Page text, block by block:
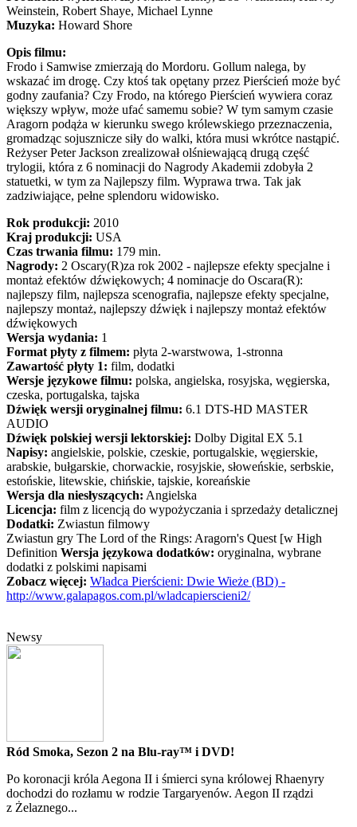
Weinstein, Robert Shaye, Michael Lynne
Muzyka: Howard Shore
Opis filmu:
Frodo i Samwise zmierzają do Mordoru. Gollum nalega, by
wskazać im drogę. Czy ktoś tak opętany przez Pierścień może być
godny zaufania? Czy Frodo, na którego Pierścień wywiera coraz
większy wpływ, może ufać samemu sobie? W tym samym czasie
Aragorn podąża w kierunku swego królewskiego przeznaczenia,
gromadząc sojusznicze siły do walki, która musi wkrótce nastąpić.
Reżyser Peter Jackson zrealizował olśniewającą drugą część
trylogii, która z 6 nominacji do Nagrody Akademii zdobyła 2
statuetki, w tym za Najlepszy film. Wyprawa trwa. Tak jak
zadziwiające, pełne splendoru widowisko.
Rok produkcji: 2010
Kraj produkcji: USA
Czas trwania filmu: 179 min.
Nagrody: 2 Oscary(R)za rok 2002 - najlepsze efekty specjalne i
montaż efektów dźwiękowych; 4 nominacje do Oscara(R):
najlepszy film, najlepsza scenografia, najlepsze efekty specjalne,
najlepszy montaż, najlepszy dźwięk i najlepszy montaż efektów
dźwiękowych
Wersja wydania: 1
Format płyty z filmem: płyta 2-warstwowa, 1-stronna
Zawartość płyty 1: film, dodatki
Wersje językowe filmu: polska, angielska, rosyjska, węgierska,
czeska, portugalska, tajska
Dźwięk wersji oryginalnej filmu: 6.1 DTS-HD MASTER
AUDIO
Dźwięk polskiej wersji lektorskiej: Dolby Digital EX 5.1
Napisy: angielskie, polskie, czeskie, portugalskie, węgierskie,
arabskie, bułgarskie, chorwackie, rosyjskie, słoweńskie, serbskie,
estońskie, litewskie, chińskie, tajskie, koreańskie
Wersja dla niesłyszących: Angielska
Licencja: film z licencją do wypożyczania i sprzedaży detalicznej
Dodatki: Zwiastun filmowy
Zwiastun gry The Lord of the Rings: Aragorn's Quest [w High
Definition Wersja językowa dodatków: oryginalna, wybrane
dodatki z polskimi napisami
Zobacz więcej: Władca Pierścieni: Dwie Wieże (BD) -
http://www.galapagos.com.pl/wladcapierscieni2/
Newsy
Ród Smoka, Sezon 2 na Blu-ray™ i DVD!
Po koronacji króla Aegona II i śmierci syna królowej Rhaenyry
dochodzi do rozłamu w rodzie Targaryenów. Aegon II rządzi
z Żelaznego...